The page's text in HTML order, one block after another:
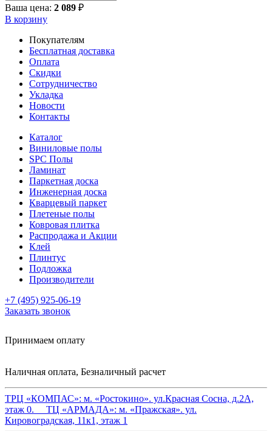
Ваша цена: 2 089 ₽
В корзину
Покупателям
Бесплатная доставка
Оплата
Скидки
Сотрудничество
Укладка
Новости
Контакты
Каталог
Виниловые полы
SPC Полы
Ламинат
Паркетная доска
Инженерная доска
Кварцевый паркет
Плетеные полы
Ковровая плитка
Распродажа и Акции
Клей
Плинтус
Подложка
Производители
+7 (495) 925-06-19
Заказать звонок
Принимаем оплату
Наличная оплата, Безналичный расчет
ТРЦ «КОМПАС»: м. «Ростокино». ул.Красная Сосна, д.2А,
этаж 0. ТЦ «АРМАДА»: м. «Пражская». ул.
Кировоградская, 11к1, этаж 1